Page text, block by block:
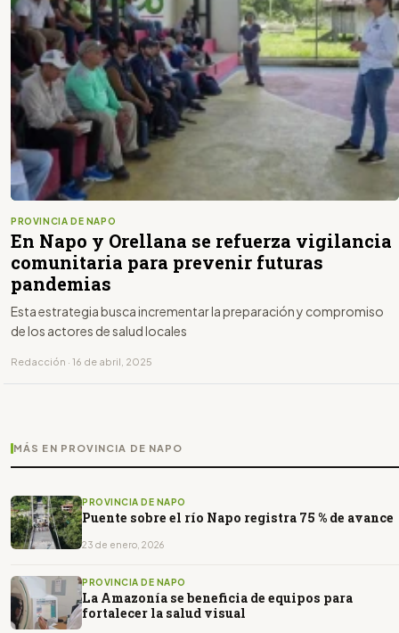
PROVINCIA DE NAPO
En Napo y Orellana se refuerza vigilancia
comunitaria para prevenir futuras
pandemias
Esta estrategia busca incrementar la preparación y compromiso
de los actores de salud locales
Redacción · 16 de abril, 2025
MÁS EN PROVINCIA DE NAPO
PROVINCIA DE NAPO
Puente sobre el río Napo registra 75 % de avance
23 de enero, 2026
PROVINCIA DE NAPO
La Amazonía se beneficia de equipos para
fortalecer la salud visual